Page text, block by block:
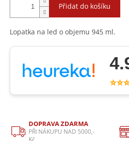
Přidat do košíku
Lopatka na led o objemu 945 ml.
DOPRAVA ZDARMA
PŘI NÁKUPU NAD 5000,-
Kč